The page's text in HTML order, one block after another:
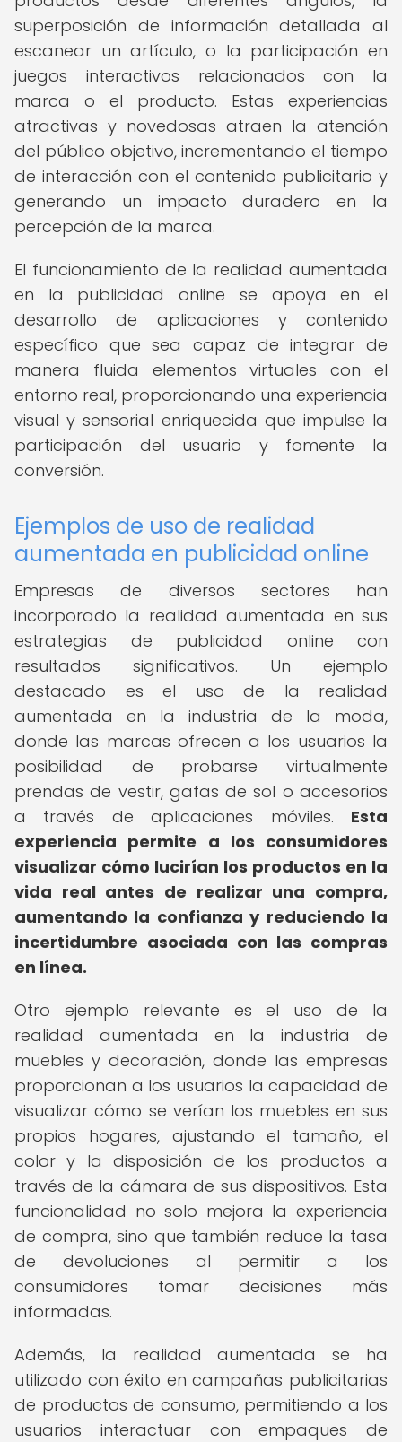
superposición de información detallada al
escanear un artículo, o la participación en
juegos interactivos relacionados con la
marca o el producto. Estas experiencias
atractivas y novedosas atraen la atención
del público objetivo, incrementando el tiempo
de interacción con el contenido publicitario y
generando un impacto duradero en la
percepción de la marca.
El funcionamiento de la realidad aumentada
en la publicidad online se apoya en el
desarrollo de aplicaciones y contenido
específico que sea capaz de integrar de
manera fluida elementos virtuales con el
entorno real, proporcionando una experiencia
visual y sensorial enriquecida que impulse la
participación del usuario y fomente la
conversión.
Ejemplos de uso de realidad
aumentada en publicidad online
Empresas de diversos sectores han
incorporado la realidad aumentada en sus
estrategias de publicidad online con
resultados significativos. Un ejemplo
destacado es el uso de la realidad
aumentada en la industria de la moda,
donde las marcas ofrecen a los usuarios la
posibilidad de probarse virtualmente
prendas de vestir, gafas de sol o accesorios
a través de aplicaciones móviles. Esta
experiencia permite a los consumidores
visualizar cómo lucirían los productos en la
vida real antes de realizar una compra,
aumentando la confianza y reduciendo la
incertidumbre asociada con las compras
en línea.
Otro ejemplo relevante es el uso de la
realidad aumentada en la industria de
muebles y decoración, donde las empresas
proporcionan a los usuarios la capacidad de
visualizar cómo se verían los muebles en sus
propios hogares, ajustando el tamaño, el
color y la disposición de los productos a
través de la cámara de sus dispositivos. Esta
funcionalidad no solo mejora la experiencia
de compra, sino que también reduce la tasa
de devoluciones al permitir a los
consumidores tomar decisiones más
informadas.
Además, la realidad aumentada se ha
utilizado con éxito en campañas publicitarias
de productos de consumo, permitiendo a los
usuarios interactuar con empaques de